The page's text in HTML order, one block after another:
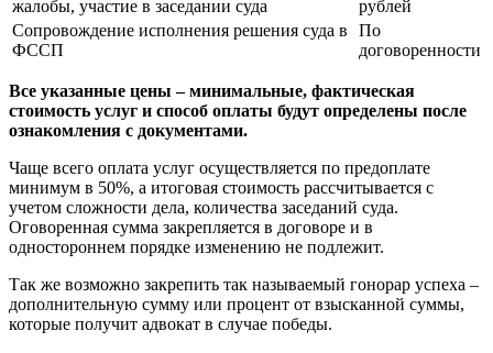
жалобы, участие в заседании суда
рублей
Сопровождение исполнения решения суда в
ФССП
По
договоренности
Все указанные цены – минимальные, фактическая
стоимость услуг и способ оплаты будут определены после
ознакомления с документами.
Чаще всего оплата услуг осуществляется по предоплате
минимум в 50%, а итоговая стоимость рассчитывается с
учетом сложности дела, количества заседаний суда.
Оговоренная сумма закрепляется в договоре и в
одностороннем порядке изменению не подлежит.
Так же возможно закрепить так называемый гонорар успеха –
дополнительную сумму или процент от взысканной суммы,
которые получит адвокат в случае победы.